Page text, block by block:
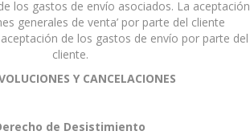
los gastos de envío asociados. La aceptación
generales de venta’ por parte del cliente
de los gastos de envío por parte del
cliente.
Y CANCELACIONES
de Desistimiento